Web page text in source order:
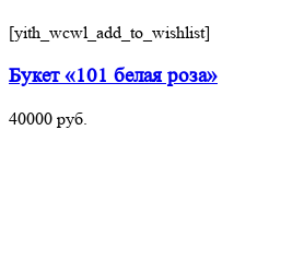
[yith_wcwl_add_to_wishlist]
Букет «101 белая роза»
40000 руб.